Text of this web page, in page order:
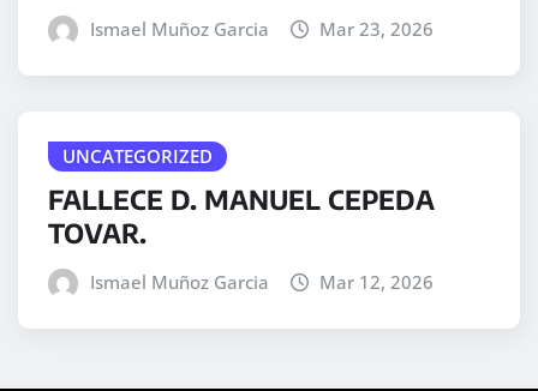
Ismael Muñoz Garcia Mar 23, 2026
UNCATEGORIZED
FALLECE D. MANUEL CEPEDA
TOVAR.
Ismael Muñoz Garcia Mar 12, 2026